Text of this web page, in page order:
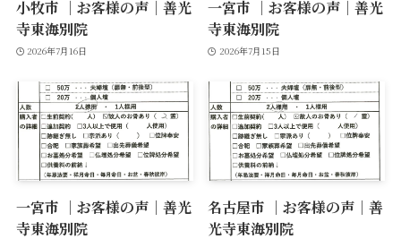
小牧市 ｜お客様の声｜善光
寺東海別院
2026年7月16日
一宮市 ｜お客様の声｜善光
寺東海別院
2026年7月15日
一宮市 ｜お客様の声｜善光
寺東海別院
名古屋市 ｜お客様の声｜善
光寺東海別院